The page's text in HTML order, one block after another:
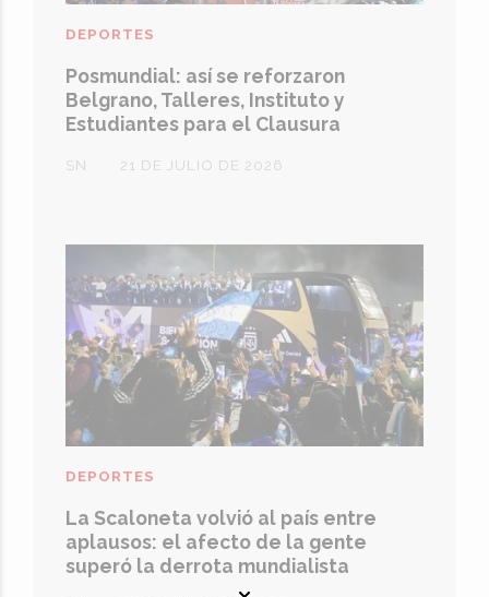
Posmundial: así se reforzaron
Belgrano, Talleres, Instituto y
Estudiantes para el Clausura
SN
DEPORTES
21 DE JULIO DE 2026
La Scaloneta volvió al país entre
aplausos: el afecto de la gente
superó la derrota mundialista
DEPORTES